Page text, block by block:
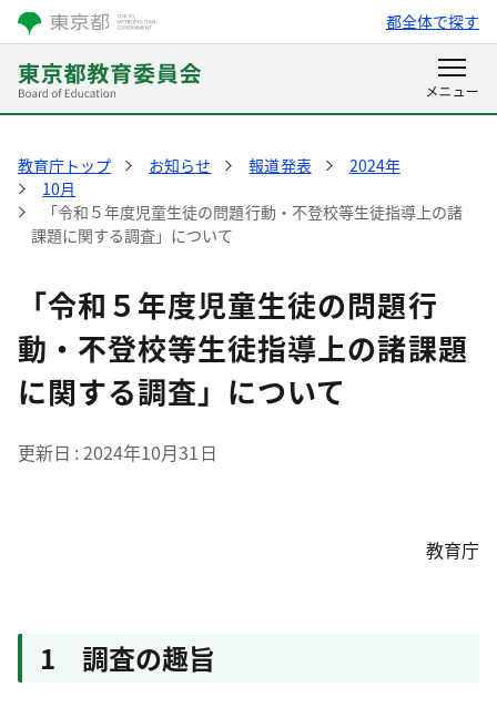
都全体で探す
教育庁トップ お知らせ 報道発表
2024年
10月
「令和５年度児童生徒の問題行動・不登校等生徒指導上の諸
課題に関する調査」について
「令和５年度児童生徒の問題行
動・不登校等生徒指導上の諸課題
に関する調査」について
更新日 2024年10月31日
教育庁
1 調査の趣旨